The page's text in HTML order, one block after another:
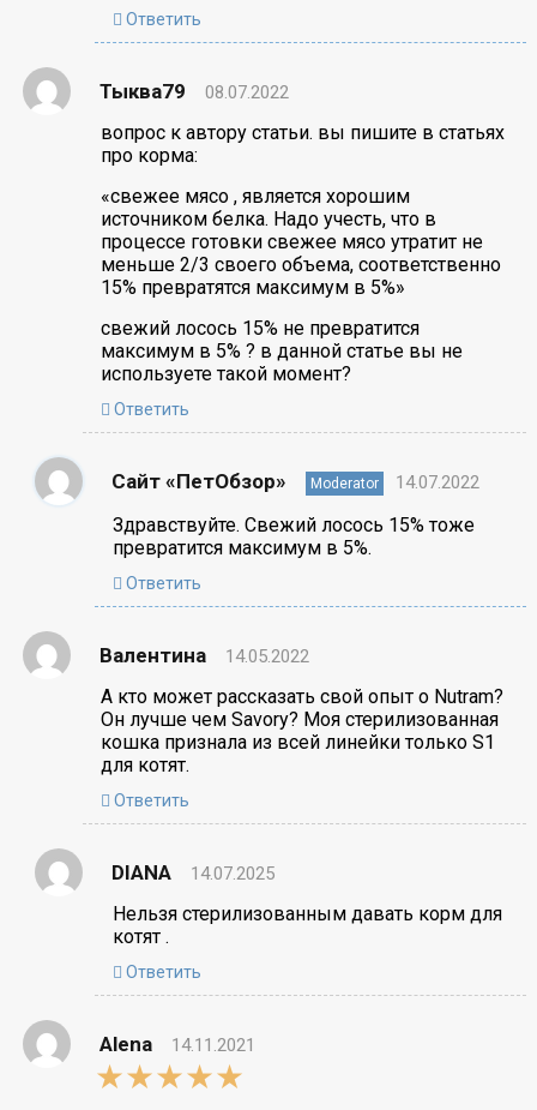
Ответить
Тыква79 08.07.2022
вопрос к автору статьи. вы пишите в статьях
про корма:
«свежее мясо , является хорошим
источником белка. Надо учесть, что в
процессе готовки свежее мясо утратит не
меньше 2/3 своего объема, соответственно
15% превратятся максимум в 5%»
свежий лосось 15% не превратится
максимум в 5% ? в данной статье вы не
используете такой момент?
Ответить
Сайт «ПетОбзор» Moderator 14.07.2022
Здравствуйте. Свежий лосось 15% тоже
превратится максимум в 5%.
Ответить
Валентина 14.05.2022
А кто может рассказать свой опыт о Nutram?
Он лучше чем Savory? Моя стерилизованная
кошка признала из всей линейки только S1
для котят.
Ответить
DIANA 14.07.2025
Нельзя стерилизованным давать корм для
котят .
Ответить
Alena
14.11.2021
5,0
rating